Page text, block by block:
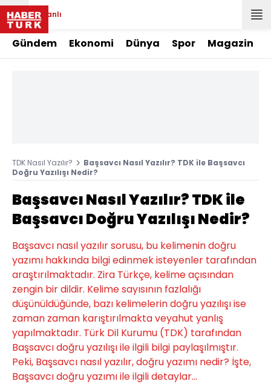
Canlı
Gündem Ekonomi Dünya Spor Magazin
TDK Nasıl Yazılır?
Başsavcı Nasıl Yazılır? TDK ile Başsavcı
Doğru Yazılışı Nedir?
Başsavcı Nasıl Yazılır? TDK ile
Başsavcı Doğru Yazılışı Nedir?
Başsavcı nasıl yazılır sorusu, bu kelimenin doğru
yazımı hakkında bilgi edinmek isteyenler tarafından
araştırılmaktadır. Zira Türkçe, kelime açısından
zengin bir dildir. Kelime sayısının fazlalığı
düşünüldüğünde, bazı kelimelerin doğru yazılışı ise
zaman zaman karıştırılmakta veyahut yanlış
yapılmaktadır. Türk Dil Kurumu (TDK) tarafından
Başsavcı doğru yazılışı ile ilgili bilgi paylaşılmıştır.
Peki, Başsavcı nasıl yazılır, doğru yazımı nedir? İşte,
Başsavcı doğru yazımı ile ilgili detaylar...